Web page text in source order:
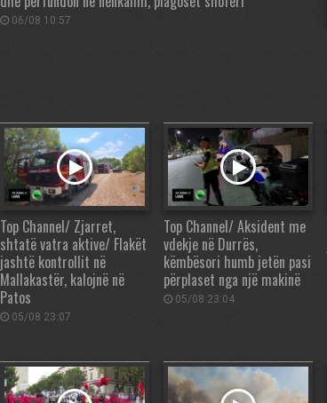
06/08 10:57
Top Channel/ Zjarret,
shtatë vatra aktive/ Flakët
jashtë kontrollit në
Mallakastër, kalojnë në
Patos
05/08 23:07
Top Channel/ Aksident me
vdekje në Durrës,
këmbësori humb jetën pasi
përplaset nga një makinë
05/08 23:04